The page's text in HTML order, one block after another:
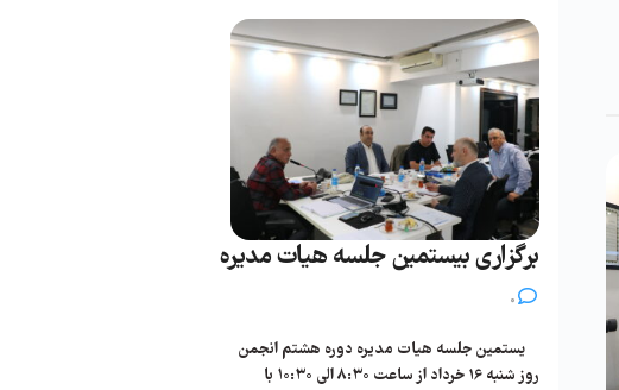
برگزاری بیستمین جلسه هیات مدیره
یستمین جلسه هیات مدیره دوره هشتم انجمن
روز شنبه 16 خرداد از ساعت ۸:۳۰ الی ۱۰:۳۰ با